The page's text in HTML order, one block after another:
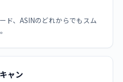
ド、ASINのどれからでもスム
ャン